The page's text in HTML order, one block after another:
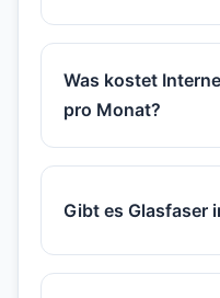
Was kostet
pro Monat?
Gibt es Glasfaser